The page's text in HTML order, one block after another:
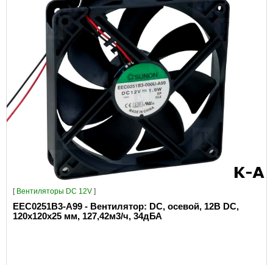
[ Вентиляторы DC 12V ]
EEC0251B3-A99 - Вентилятор: DC, осевой, 12В DC,
120x120x25 мм, 127,42м3/ч, 34дБА